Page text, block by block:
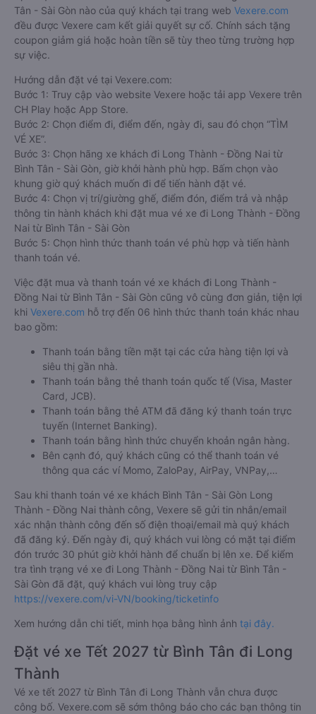
Tân - Sài Gòn nào của quý khách tại trang web Vexere.com
đều được Vexere cam kết giải quyết sự cố. Chính sách tặng
coupon giảm giá hoặc hoàn tiền sẽ tùy theo từng trường hợp
sự việc.
Hướng dẫn đặt vé tại Vexere.com:
Bước 1: Truy cập vào website Vexere hoặc tải app Vexere trên
CH Play hoặc App Store.
Bước 2: Chọn điểm đi, điểm đến, ngày đi, sau đó chọn “TÌM
VÉ XE”.
Bước 3: Chọn hãng xe khách đi Long Thành - Đồng Nai từ
Bình Tân - Sài Gòn, giờ khởi hành phù hợp. Bấm chọn vào
khung giờ quý khách muốn đi để tiến hành đặt vé.
Bước 4: Chọn vị trí/giường ghế, điểm đón, điểm trả và nhập
thông tin hành khách khi đặt mua vé xe đi Long Thành - Đồng
Nai từ Bình Tân - Sài Gòn
Bước 5: Chọn hình thức thanh toán vé phù hợp và tiến hành
thanh toán vé.
Việc đặt mua và thanh toán vé xe khách đi Long Thành -
Đồng Nai từ Bình Tân - Sài Gòn cũng vô cùng đơn giản, tiện lợi
khi Vexere.com hỗ trợ đến 06 hình thức thanh toán khác nhau
bao gồm:
Thanh toán bằng tiền mặt tại các cửa hàng tiện lợi và
siêu thị gần nhà.
Thanh toán bằng thẻ thanh toán quốc tế (Visa, Master
Card, JCB).
Thanh toán bằng thẻ ATM đã đăng ký thanh toán trực
tuyến (Internet Banking).
Thanh toán bằng hình thức chuyển khoản ngân hàng.
Bên cạnh đó, quý khách cũng có thể thanh toán vé
thông qua các ví Momo, ZaloPay, AirPay, VNPay,…
Sau khi thanh toán vé xe khách Bình Tân - Sài Gòn Long
Thành - Đồng Nai thành công, Vexere sẽ gửi tin nhắn/email
xác nhận thành công đến số điện thoại/email mà quý khách
đã đăng ký. Đến ngày đi, quý khách vui lòng có mặt tại điểm
đón trước 30 phút giờ khởi hành để chuẩn bị lên xe. Để kiểm
tra tình trạng vé xe đi Long Thành - Đồng Nai từ Bình Tân -
Sài Gòn đã đặt, quý khách vui lòng truy cập
https://vexere.com/vi-VN/booking/ticketinfo
Xem hướng dẫn chi tiết, minh họa bằng hình ảnh tại đây.
Đặt vé xe Tết 2027 từ Bình Tân đi Long
Thành
Vé xe tết 2027 từ Bình Tân đi Long Thành vẫn chưa được
công bố. Vexere.com sẽ sớm thông báo cho các bạn thông tin